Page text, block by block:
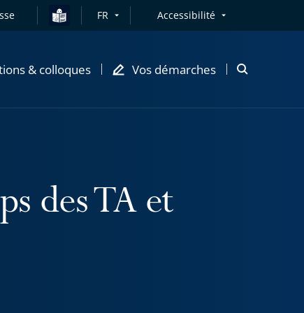
FR Accessibilité
& colloques Vos démarches
Ouvrir
des TA et